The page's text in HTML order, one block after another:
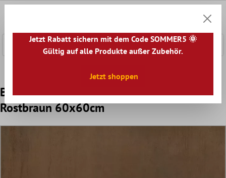
Bodenfliesen Tycoon Betonoptik R10
Rostbraun 60x60cm
Jetzt Rabatt sichern mit dem Code SOMMER5 🌞
Gültig auf alle Produkte außer Zubehör.
Jetzt shoppen